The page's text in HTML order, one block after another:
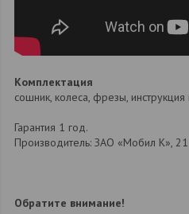
Комплектация
сошник, колеса, фрезы, инструкция
Гарантия 1 год.
Производитель: ЗАО «Мобил К»,
Обратите внимание!